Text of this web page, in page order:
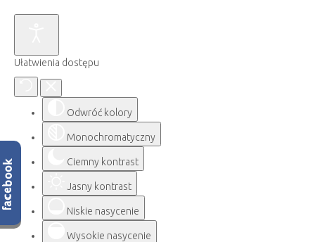
Ułatwienia dostępu
Odwróć kolory
Monochromatyczny
Ciemny kontrast
Jasny kontrast
Niskie nasycenie
Wysokie nasycenie